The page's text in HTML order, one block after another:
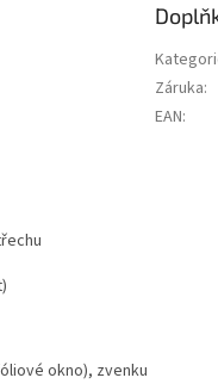
okno), zvenku
Záruka:
EAN: